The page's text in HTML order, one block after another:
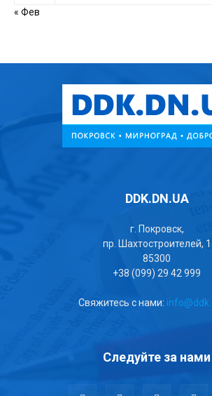
« Фев
DDK.DN.UA
г. Покровск,
пр. Шахтостроителей, 1
85300
+38 (099) 29 42 999
Свяжитесь с нами:
Следуйте за нами